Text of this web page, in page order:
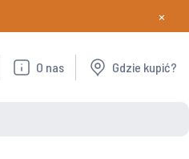
×
O nas Gdzie kupić?